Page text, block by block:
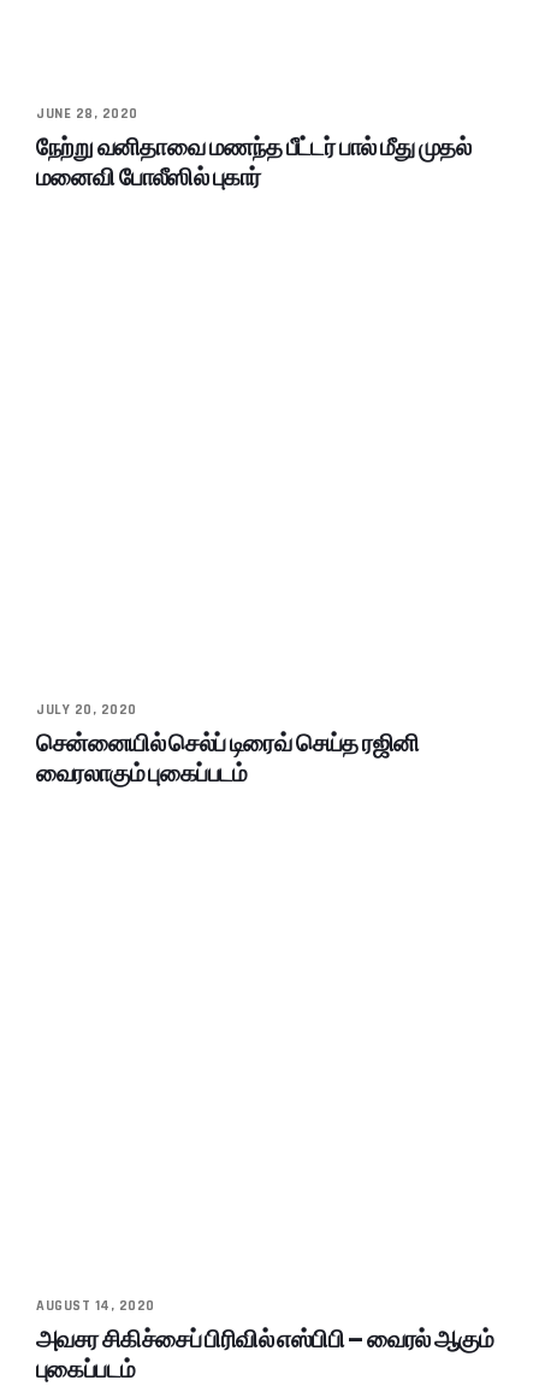
JUNE 28, 2020
நேற்று வனிதாவை மணந்த பீட்டர் பால் மீது முதல்
மனைவி போலீஸில் புகார்
JULY 20, 2020
சென்னையில் செல்ப் டிரைவ் செய்த ரஜினி
வைரலாகும் புகைப்படம்
AUGUST 14, 2020
அவசர சிகிச்சைப் பிரிவில் எஸ்பிபி – வைரல் ஆகும்
புகைப்படம்